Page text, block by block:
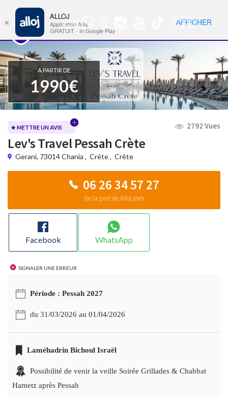
Groupe
WhatsApp
🇺🇸 Nav
A PARTIR DE
1990€
★ METTRE UN AVIS 2792 Vues
Lev's Travel Pessah Crète
Gerani, 73014 Chania , Crète, Crête
06 26 34 57 27
De la part de Alloj.com
Facebook WhatsApp
Signaler une erreur
Période : Pessah 2027
du 31/03/2026 au 01/04/2026
Laméhadrin Bichoul Israël
Possibilité de venir la veille Soirée Grillades & Chabbat
Hametz après Pessah
×
ALLOJ
Application Alloj
GRATUIT - In Google Play
AFFICHER